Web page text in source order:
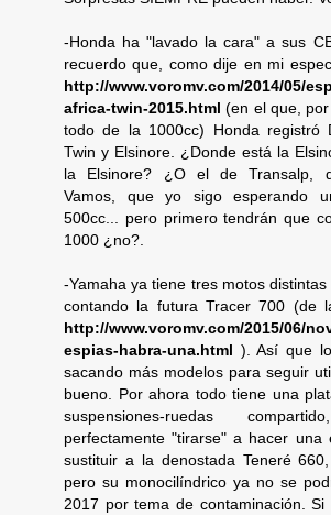
-Honda ha "lavado la cara" a sus
recuerdo que, como dije en mi
http://www.voromv.com/2014/05/
africa-twin-2015.html (en el que,
todo de la 1000cc) Honda registró
Twin y Elsinore. ¿Donde está la
la Elsinore? ¿O el de Transalp,
Vamos, que yo sigo esperando
500cc... pero primero tendrán que
1000 ¿no?.
-Yamaha ya tiene tres motos
contando la futura Tracer 700 (de
http://www.voromv.com/2015/06/
espias-habra-una.html ). Así que
sacando más modelos para seguir
bueno. Por ahora todo tiene una
suspensiones-ruedas
perfectamente "tirarse" a hacer una
sustituir a la denostada Teneré
pero su monocilíndrico ya no se
2017 por tema de contaminación. Si